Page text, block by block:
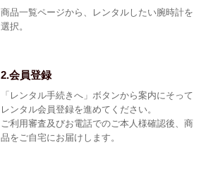
商品一覧ページから、レンタルしたい腕時計を
選択。
2.会員登録
「レンタル手続きへ」ボタンから案内にそって
レンタル会員登録を進めてください。
ご利用審査及びお電話でのご本人様確認後、商
品をご自宅にお届けします。